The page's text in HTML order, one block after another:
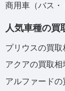
商用車（バス
人気車種の買
プリウスの買取
アクアの買取相
アルファードの